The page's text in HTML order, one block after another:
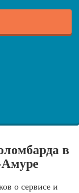
в
о сервисе и